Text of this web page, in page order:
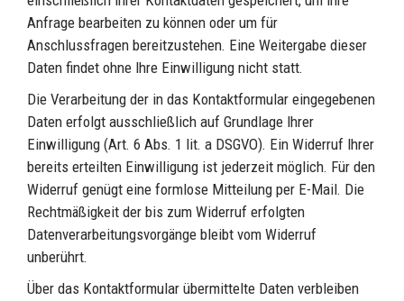
Anfrage bearbeiten zu können oder um für
Anschlussfragen bereitzustehen. Eine Weitergabe dieser
Daten findet ohne Ihre Einwilligung nicht statt.
Die Verarbeitung der in das Kontaktformular eingegebenen
Daten erfolgt ausschließlich auf Grundlage Ihrer
Einwilligung (Art. 6 Abs. 1 lit. a DSGVO). Ein Widerruf Ihrer
bereits erteilten Einwilligung ist jederzeit möglich. Für den
Widerruf genügt eine formlose Mitteilung per E-Mail. Die
Rechtmäßigkeit der bis zum Widerruf erfolgten
Datenverarbeitungsvorgänge bleibt vom Widerruf
unberührt.
Über das Kontaktformular übermittelte Daten verbleiben